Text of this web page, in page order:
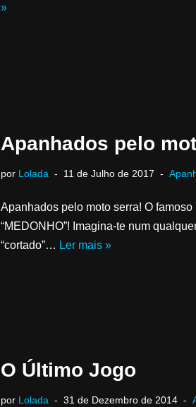
»
Apanhados pelo
por Lolada 11 de Julho de 2017
Apanhados pelo moto serra! O
“MEDONHO”! Imagina-te num
“cortado”… Ler mais »
O Último Jogo
por Lolada 31 de Dezembro de 2014